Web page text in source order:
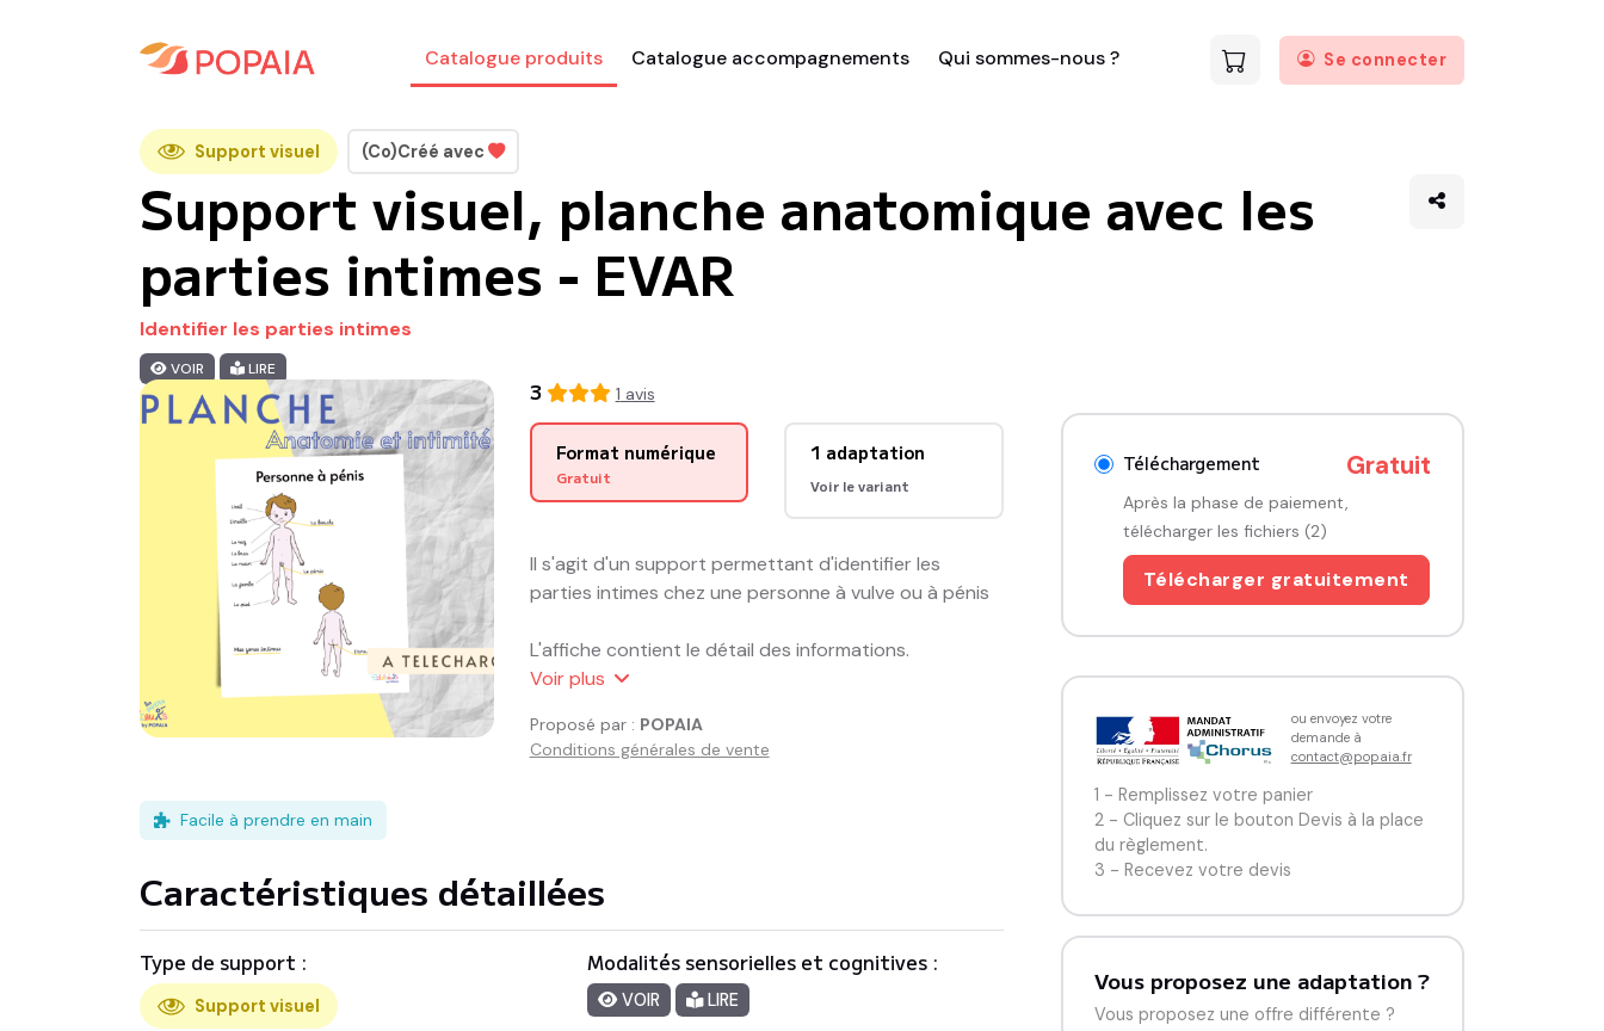
Catalogue produits Catalogue accompagnements Qui sommes-nous ? Se connecter
Support visuel (Co)Créé avec
Support visuel, planche anatomique avec les
parties intimes - EVAR
Identifier les parties intimes
VOIR LIRE
3 1 avis
Format numérique
Gratuit
1 adaptation
Voir levariant
Il s'agit d'un support permettant d'identifier les
parties intimes chez une personne à vulve ou à pénis
L'affiche contient le détail des informations.
est VIERGE d'informations de manière à ce que la
personne ou l'enfant vienne ajouter les informations
Voir plus
Proposé par : POPAIA
Conditions générales de vente
Facile à prendre en main
Caractéristiques détaillées
Type de support :
Support visuel
Modalités sensorielles et cognitives :
VOIR LIRE
Téléchargement Gratuit
Après la phase de paiement,
télécharger les fichiers (2)
Télécharger gratuitement
ou envoyez votre
demande à
contact@popaia.fr
1 - Remplissez votre panier
2 - Cliquez sur le bouton Devis à la place
du règlement.
3 - Recevez votre devis
Vous proposez une adaptation ?
Vous proposez une offre différente ?